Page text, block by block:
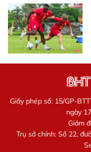
Giấy phép số: 15/GP-
ngày
Giám
Trụ sở chính: Số 22,